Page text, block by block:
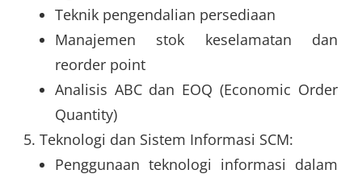
Teknik pengendalian persediaan
Manajemen stok keselamatan dan
reorder point
Analisis ABC dan EOQ (Economic Order
Quantity)
Teknologi dan Sistem Informasi SCM:
Penggunaan teknologi informasi dalam